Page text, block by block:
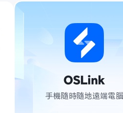
手機隨時隨地遠端電腦